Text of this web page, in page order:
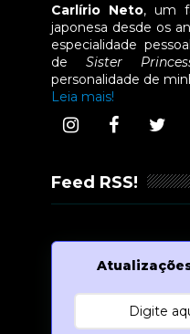
Carlírio Neto, um
japonesa desde os
especialidade
deSister
personalidade de
Leia mais!
Feed RSS!